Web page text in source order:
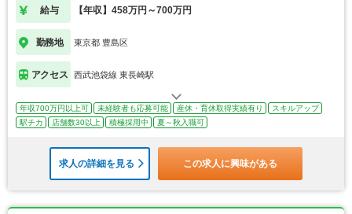
給与 【年収】458万円～700万円
勤務地 東京都 豊島区
アクセス 西武池袋線 東長崎駅
年収700万円以上可 未経験者も応募可能 産休・育休取得実績有り
スキルアップ
駅チカ
店舗数30以上 積極採用中 夏～秋入職可
求人の詳細を見る この求人に興味がある